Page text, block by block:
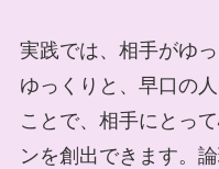
実践では、相手がゆ
ゆっくりと、早口の
ことで、相手にとっ
ンを創出できます。